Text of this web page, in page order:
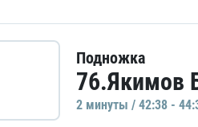
Подножка
76.Якимов
2 минуты / 42:38 -